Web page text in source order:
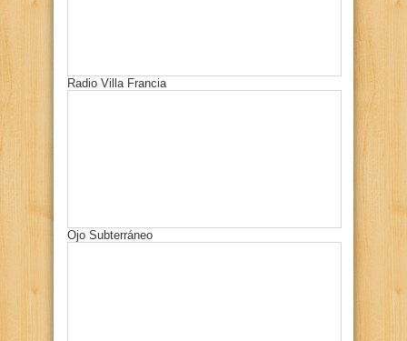
Radio Villa Francia
Ojo Subterráneo